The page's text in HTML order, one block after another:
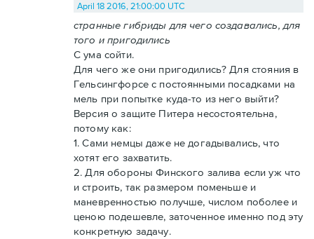
April 18 2016, 21:00:00 UTC
странные гибриды для чего создавались, для
того и пригодились
С ума сойти.
Для чего же они пригодились? Для стояния в
Гельсингфорсе с постоянными посадками на
мель при попытке куда-то из него выйти?
Версия о защите Питера несостоятельна,
потому как:
1. Сами немцы даже не догадывались, что
хотят его захватить.
2. Для обороны Финского залива если уж что
и строить, так размером поменьше и
маневренностью получше, числом поболее и
ценою подешевле, заточенное именно под эту
конкретную задачу.